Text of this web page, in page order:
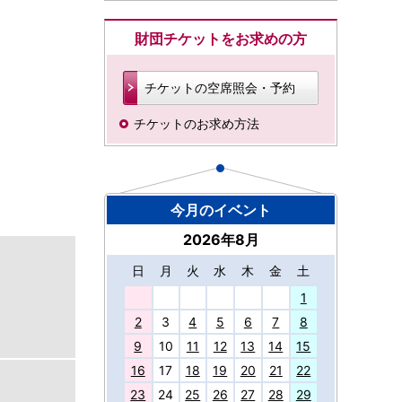
財団チケットをお求めの方
チケットの空席照会・予約
チケットのお求め方法
今月のイベント
2026年8月
日 月 火 水 木 金
土
1
2
3 4 5 6 7
8
9
10 11 12 13 14
15
16
17 18 19 20 21
22
23
24 25 26 27 28 29